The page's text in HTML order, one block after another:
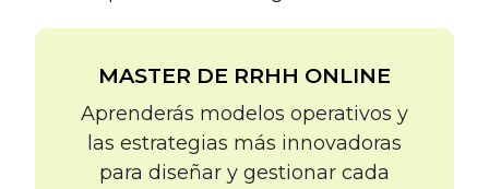
MASTER DE RRHH ONLINE
Aprenderás modelos operativos y
las estrategias más innovadoras
para diseñar y gestionar cada